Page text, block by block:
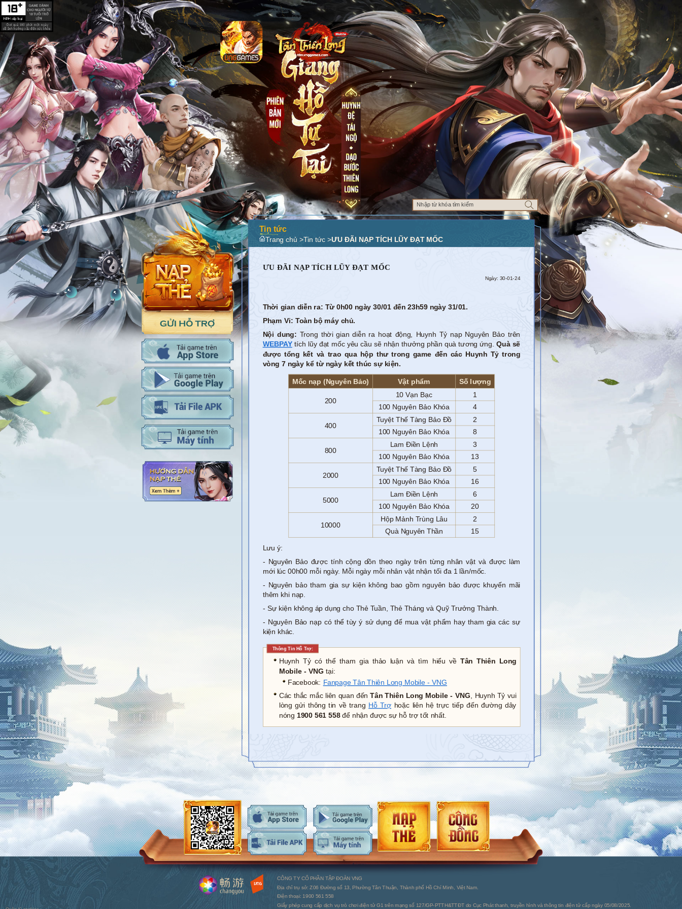
Tin tức
Trang chủ >Tin tức>ƯU ĐÃI NẠP TÍCH LŨY ĐẠT MỐC
ƯU ĐÃI NẠP TÍCH LŨY ĐẠT MỐC
Ngày: 30-01-24
Thời gian diễn ra: Từ 0h00 ngày 30/01 đến 23h59 ngày 31/01.
Phạm Vi: Toàn bộ máy chủ.
Nội dung: Trong thời gian diễn ra hoạt động, Huynh Tỷ nạp Nguyên Bảo trên
WEBPAYtích lũy đạt mốc yêu cầu sẽ nhận thưởng phần quà tương ứng.Quà sẽ
được tổng kết và trao qua hộp thư trong game đến các Huynh Tỷ trong
vòng 7 ngày kể từ ngày kết thúc sự kiện.
Mốc nạp (Nguyên Bảo) Vật phẩm Số lượng
200
10 Vạn Bạc
1
100 Nguyên Bảo Khóa
4
400
Tuyệt Thế Tàng Bảo Đồ
2
100 Nguyên Bảo Khóa
8
800
Lam Điền Lệnh
3
100 Nguyên Bảo Khóa
13
2000
Tuyệt Thế Tàng Bảo Đồ
5
100 Nguyên Bảo Khóa
16
5000
Lam Điền Lệnh
6
100 Nguyên Bảo Khóa
20
10000
Hộp Mảnh Trùng Lâu
2
Quà Nguyên Thần
15
Lưu ý:
- Nguyên Bảo được tính cộng dồn theo ngày trên từng nhân vật và được làm
mới lúc 00h00 mỗi ngày. Mỗi ngày mỗi nhân vật nhận tối đa 1 lần/mốc.
- Nguyên bảo tham gia sự kiện không bao gồm nguyên bảo được khuyến mãi
thêm khi nạp.
- Sự kiện không áp dụng cho Thẻ Tuần, Thẻ Tháng và Quỹ Trưởng Thành.
- Nguyên Bảo nạp có thể tùy ý sử dụng để mua vật phẩm hay tham gia các sự
kiện khác.
Thông Tin Hỗ Trợ:
Huynh Tỷ có thể tham gia thảo luận và tìm hiểu vềTân Thiên Long
Mobile - VNGtại:
Facebook: Fanpage Tân Thiên Long Mobile - VNG
Các thắc mắc liên quan đến Tân Thiên Long Mobile - VNG , Huynh Tỷ vui
lòng gửi thông tin về trang Hỗ Trợ hoặc liên hệ trực tiếp đến đường dây
nóng 1900 561 558để nhận được sự hỗ trợ tốt nhất.
CÔNG TY CỔ PHẦN TẬP ĐOÀN VNG
Địa chỉ trụ sở: Z06 Đường số 13, Phường Tân Thuận, Thành phố Hồ Chí Minh, Việt Nam.
Điện thoại: 1900 561 558
Giấy phép cung cấp dịch vụ trò chơi điện tử G1 trên mạng số 127/GP-PTTH&TTĐT do Cục Phát thanh, truyền hình và thông tin điện tử cấp ngày 05/08/2025.